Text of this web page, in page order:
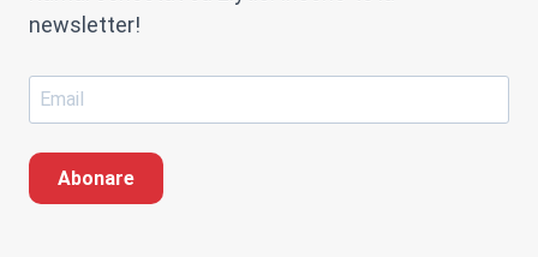
newsletter!
Abonare